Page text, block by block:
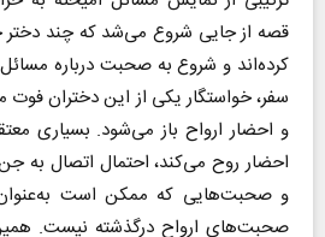
قصه از جایی شروع می‌شد که چند
کرده‌اند و شروع به صحبت درباره
سفر، خواستگار یکی از این دختران فوت
و احضار ارواح باز می‌شود. بسیاری
احضار روح می‌کند، احتمال اتصال به
و صحبت‌هایی که ممکن است به‌عنوان
صحبت‌های ارواح درگذشته نیست.